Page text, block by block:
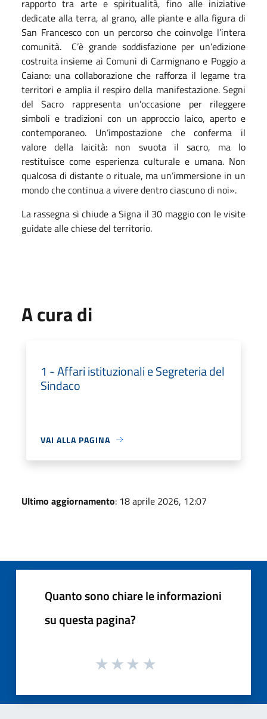
rapporto tra arte e spiritualità, fino alle iniziative
dedicate alla terra, al grano, alle piante e alla figura di
San Francesco con un percorso che coinvolge l’intera
comunità. C’è grande soddisfazione per un’edizione
costruita insieme ai Comuni di Carmignano e Poggio a
Caiano: una collaborazione che rafforza il legame tra
territori e amplia il respiro della manifestazione. Segni
del Sacro rappresenta un’occasione per rileggere
simboli e tradizioni con un approccio laico, aperto e
contemporaneo. Un’impostazione che conferma il
valore della laicità: non svuota il sacro, ma lo
restituisce come esperienza culturale e umana. Non
qualcosa di distante o rituale, ma un’immersione in un
mondo che continua a vivere dentro ciascuno di noi».
La rassegna si chiude a Signa il 30 maggio con le visite
guidate alle chiese del territorio.
A cura di
1 - Affari istituzionali e Segreteria del
Sindaco
VAI ALLA PAGINA
Ultimo aggiornamento: 18 aprile 2026, 12:07
Quanto sono chiare le informazioni
su questa pagina?